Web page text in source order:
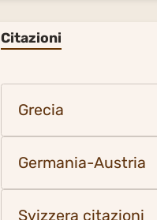
Citazioni
Grecia
Germania-Austria
Svizzera citazioni